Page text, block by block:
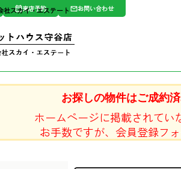
スカイ・エステート
来店予約 お問い合わせ
お探しの物件はご成約
ホームページに掲載されてい
お手数ですが、会員登録フ